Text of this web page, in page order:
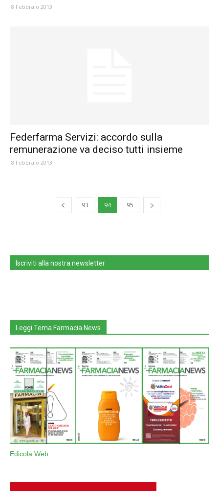
8 Febbraio 2013
Federfarma Servizi: accordo sulla
remunerazione va deciso tutti insieme
8 Febbraio 2013
93 94 95
Iscriviti alla nostra newsletter
Leggi Tema Farmacia News
Edicola Web